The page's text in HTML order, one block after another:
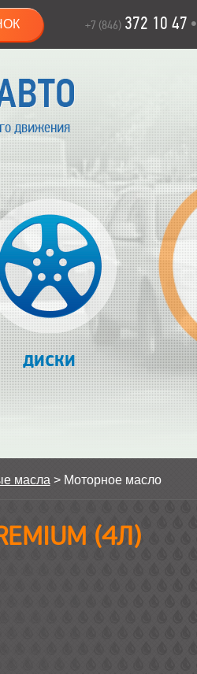
+7 (846) 372 10 47 •
движения
ДИСКИ
масла > Моторное масло
(4Л)